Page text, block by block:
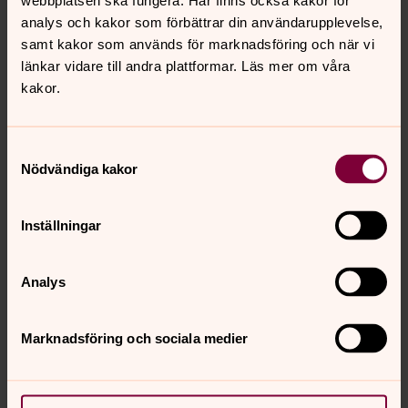
analys och kakor som förbättrar din användarupplevelse,
samt kakor som används för marknadsföring och när vi
länkar vidare till andra plattformar. Läs mer om våra
kakor.
Nödvändiga kakor
Inställningar
Analys
Marknadsföring och sociala medier
25 jun | 9 jul | 23 jul | 6 aug
Aktuellt
Ansvarig Magnus Sternegård
Kyrkallén. Vi serverar smörgåsar och hembakt, och